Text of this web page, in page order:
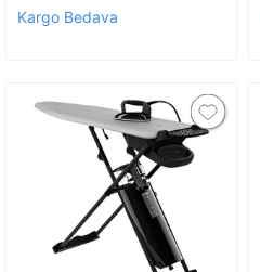
Kargo Bedava